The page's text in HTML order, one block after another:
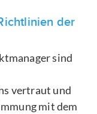
der
sind
vertraut und
mit dem